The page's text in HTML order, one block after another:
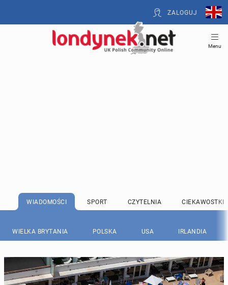
ZALOGUJ
Menu
WIADOMOŚCI SPORT CZYTELNIA CIEKAWOSTKI
WIELKA BRYTANIA POLSKA USA IRLANDIA